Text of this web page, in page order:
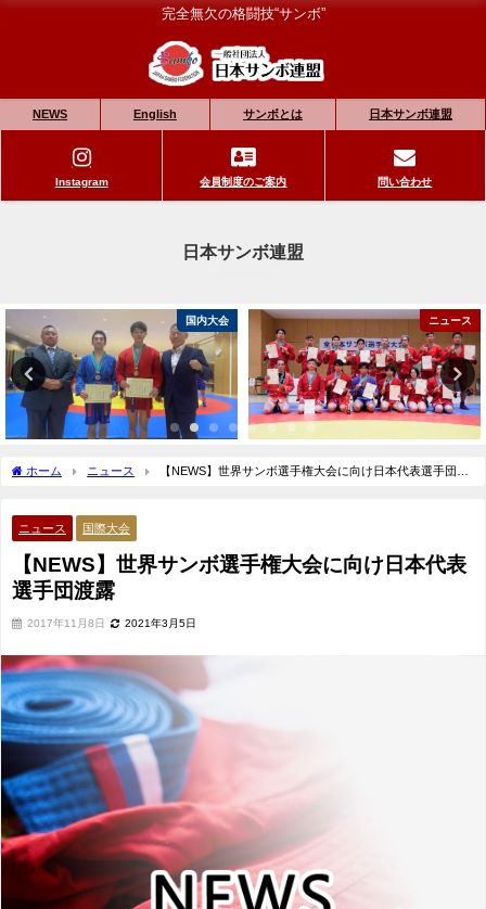
完全無欠の格闘技“サンボ”
NEWS English サンボとは 日本サンボ連盟
Instagram 会員制度のご案内 問い合わせ
日本サンボ連盟
国内大会 ニュース
ホーム ニュース
【NEWS】世界サンボ選手権大会に向け日本代表選手団渡
ニュース 国際大会
【NEWS】世界サンボ選手権大会に向け日本代表
選手団渡露
2017年11月8日 2021年3月5日